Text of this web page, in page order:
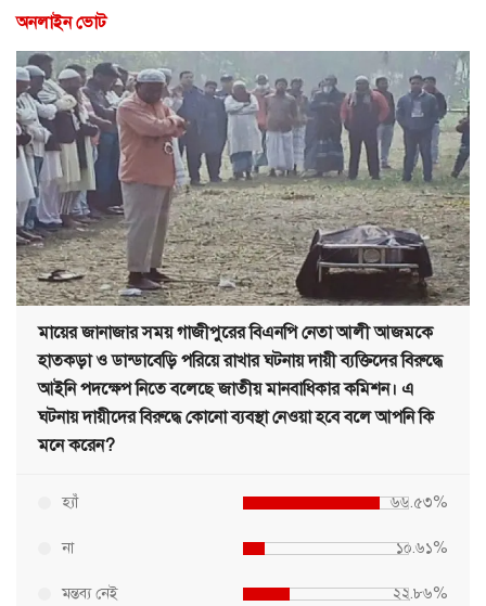
অনলাইন ভোট
মায়ের জানাজার সময় গাজীপুরের বিএনপি নেতা আলী আজমকে
হাতকড়া ও ডান্ডাবেড়ি পরিয়ে রাখার ঘটনায় দায়ী ব্যক্তিদের বিরুদ্ধে
আইনি পদক্ষেপ নিতে বলেছে জাতীয় মানবাধিকার কমিশন। এ
ঘটনায় দায়ীদের বিরুদ্ধে কোনো ব্যবস্থা নেওয়া হবে বলে আপনি কি
মনে করেন?
হ্যাঁ ৬৬.৫৩%
না ১০.৬১%
মন্তব্য নেই ২২.৮৬%